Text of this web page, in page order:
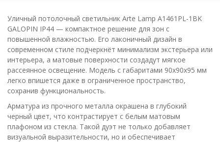
Уличный потолочный светильник Arte Lamp A1461PL-1BK
GALOPIN IP44 — компактное решение для зон с
повышенной влажностью. Его лаконичный дизайн в
современном стиле подчеркнёт минимализм экстерьера или
интерьера, а матовые поверхности создадут мягкое
рассеянное освещение. Модель с габаритами 90x90x95 мм
легко впишется даже в ограниченное пространство,
сохранив функциональность.
Арматура из прочного металла окрашена в глубокий
черный цвет, что контрастирует с белым матовым
плафоном из стекла. Такой дуэт не только добавляет
визуальной выразительности, но и обеспечивает